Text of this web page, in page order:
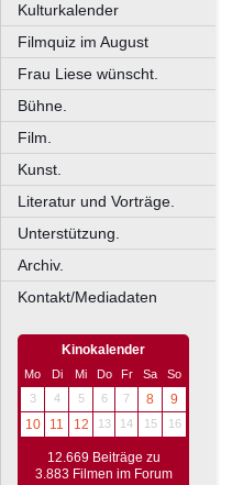
Kulturkalender
Filmquiz im August
Frau Liese wünscht.
Bühne.
Film.
Kunst.
Literatur und Vorträge.
Unterstützung.
Archiv.
Kontakt/Mediadaten
Kinokalender
Mo Di Mi Do Fr Sa
So
3
4 5 6 7 8
9
10
11 12 13 14 15 16
12.669 Beiträge zu
3.883 Filmen im Forum